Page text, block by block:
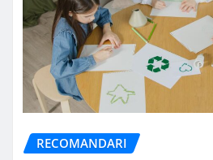
RECOMANDARI